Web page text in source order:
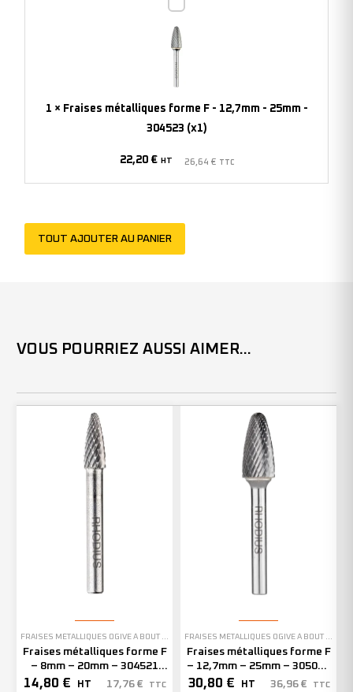
forme
-
1 × Fraises métalliques forme F - 12,7mm - 25mm -
304523 (x1)
22,20 € HT 26,64 € TTC
TOUT AJOUTER AU PANIER
VOUS POURRIEZ AUSSI AIMER...
FRAISES MÉTALLIQUES OGIVE À BOUT ARRONDI
Fraises métalliques forme F
– 8mm – 20mm – 304521
(x1)
14,80 € HT 17,76 € TTC
FRAISES MÉTALLIQUES OGIVE À BOUT ARRONDI
Fraises métalliques forme F
– 12,7mm – 25mm – 305056
(x1)
30,80 € HT 36,96 € TTC